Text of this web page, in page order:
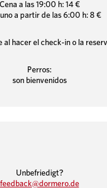
Cena a las 19:00 h: 14 €
a partir de las 6:00 h: 8 €
al hacer el check-in o la
Perros:
son bienvenidos
Unbefriedigt?
feedback@dormero.de